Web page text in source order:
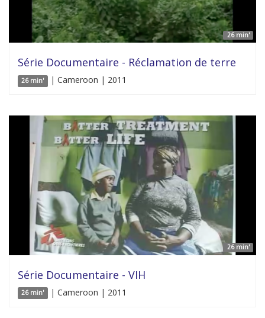
26 min'
Série Documentaire - Réclamation de terre
26 min' | Cameroon | 2011
26 min'
Série Documentaire - VIH
26 min' | Cameroon | 2011